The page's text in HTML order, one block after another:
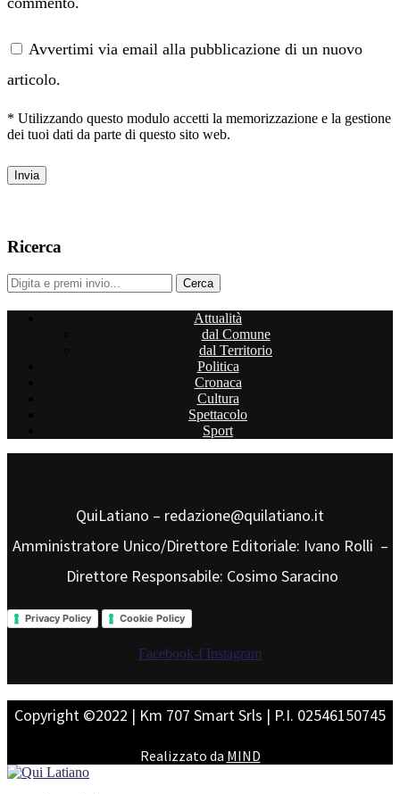
Avvertimi via email alla pubblicazione di un nuovo
articolo.
* Utilizzando questo modulo accetti la memorizzazione e la gestione
dei tuoi dati da parte di questo sito web.
Ricerca
Attualità
dal Comune
dal Territorio
Politica
Cronaca
Cultura
Spettacolo
Sport
QuiLatiano – redazione@quilatiano.it
Amministratore Unico/Direttore Editoriale: Ivano Rolli –
Direttore Responsabile: Cosimo Saracino
Privacy Policy Cookie Policy
Facebook-f Instagram
Copyright ©2022 | Km 707 Smart Srls | P.I. 02546150745
Realizzato da MIND